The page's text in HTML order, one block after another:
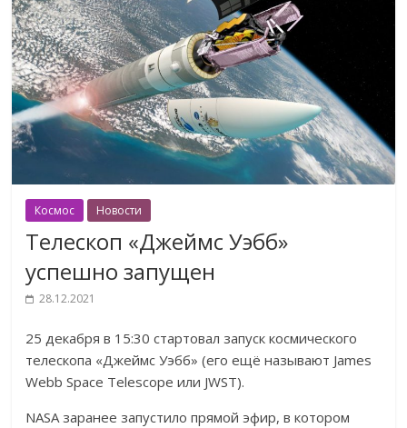
Космос Новости
Телескоп «Джеймс Уэбб»
успешно запущен
28.12.2021
25 декабря в 15:30 стартовал запуск космического
телескопа «Джеймс Уэбб» (его ещё называют James
Webb Space Telescope или JWST).
NASA заранее запустило прямой эфир, в котором